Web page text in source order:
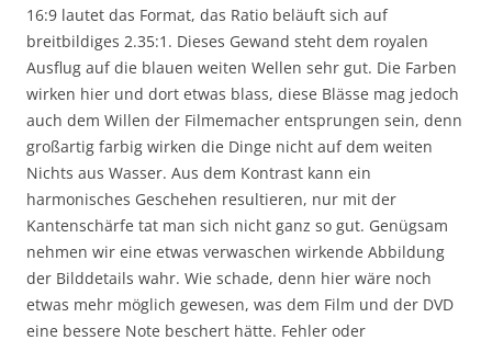
16:9 lautet das Format, das Ratio beläuft sich auf
breitbildiges 2.35:1. Dieses Gewand steht dem royalen
Ausflug auf die blauen weiten Wellen sehr gut. Die Farben
wirken hier und dort etwas blass, diese Blässe mag jedoch
auch dem Willen der Filmemacher entsprungen sein, denn
großartig farbig wirken die Dinge nicht auf dem weiten
Nichts aus Wasser. Aus dem Kontrast kann ein
harmonisches Geschehen resultieren, nur mit der
Kantenschärfe tat man sich nicht ganz so gut. Genügsam
nehmen wir eine etwas verwaschen wirkende Abbildung
der Bilddetails wahr. Wie schade, denn hier wäre noch
etwas mehr möglich gewesen, was dem Film und der DVD
eine bessere Note beschert hätte. Fehler oder